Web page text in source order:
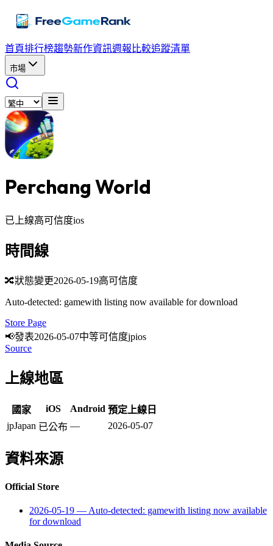
首頁排行榜趨勢新作資訊週報 比較追蹤清單
市場
Perchang World
已上線高可信度ios
時間線
🔀狀態變更2026-05-19高可信度
Auto-detected: gamewith listing now available for download
Store Page
📢發表2026-05-07中等可信度jpios
Source
上線地區
國家 iOS Android 預定上線日
jpJapan 已公布 — 2026-05-07
資料來源
Official Store
2026-05-19 — Auto-detected: gamewith listing now available
for download